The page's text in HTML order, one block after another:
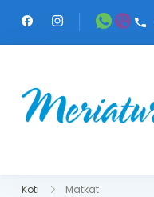
Koti Matkat